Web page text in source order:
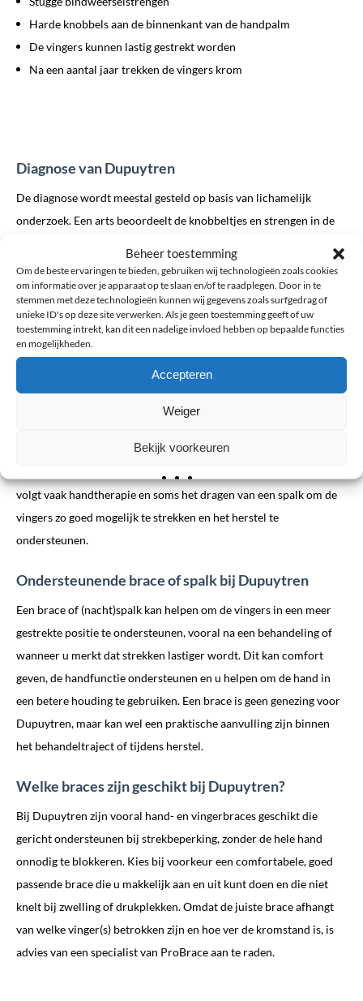
Beheer toestemming
Om de beste ervaringen te bieden, gebruiken wij technologieën zoals cookies
om informatie over je apparaat op te slaan en/of te raadplegen. Door in te
stemmen met deze technologieën kunnen wij gegevens zoals surfgedrag of
unieke ID's op deze site verwerken. Als je geen toestemming geeft of uw
toestemming intrekt, kan dit een nadelige invloed hebben op bepaalde functies
en mogelijkheden.
Accepteren
Weiger
Bekijk voorkeuren
Harde knobbels aan de binnenkant van de handpalm
De vingers kunnen lastig gestrekt worden
Na een aantal jaar trekken de vingers krom
Diagnose van Dupuytren
De diagnose wordt meestal gesteld op basis van lichamelijk
onderzoek. Een arts beoordeelt de knobbeltjes en strengen in de
“tafeltest” gebruikt: als u uw hand niet meer plat op tafel kunt
leggen, kan dat wijzen op een contractuur door Dupuytren.
Behandeling en herstel
Niet iedereen met Dupuytren heeft direct behandeling nodig. Bij
milde klachten kan afwachten en het volgen van de ontwikkeling
voldoende zijn. Als de vingers duidelijk krom gaan staan of de
overwogen, zoals een naaldbehandeling (needle aponeurotomy),
volgt vaak handtherapie en soms het dragen van een spalk om de
vingers zo goed mogelijk te strekken en het herstel te
ondersteunen.
Ondersteunende brace of spalk bij Dupuytren
Een brace of (nacht)spalk kan helpen om de vingers in een meer
gestrekte positie te ondersteunen, vooral na een behandeling of
wanneer u merkt dat strekken lastiger wordt. Dit kan comfort
geven, de handfunctie ondersteunen en u helpen om de hand in
een betere houding te gebruiken. Een brace is geen genezing voor
Dupuytren, maar kan wel een praktische aanvulling zijn binnen
het behandeltraject of tijdens herstel.
Welke braces zijn geschikt bij Dupuytren?
Bij Dupuytren zijn vooral hand- en vingerbraces geschikt die
gericht ondersteunen bij strekbeperking, zonder de hele hand
onnodig te blokkeren. Kies bij voorkeur een comfortabele, goed
passende brace die u makkelijk aan en uit kunt doen en die niet
knelt bij zwelling of drukplekken. Omdat de juiste brace afhangt
van welke vinger(s) betrokken zijn en hoe ver de kromstand is, is
advies van een specialist van ProBrace aan te raden.